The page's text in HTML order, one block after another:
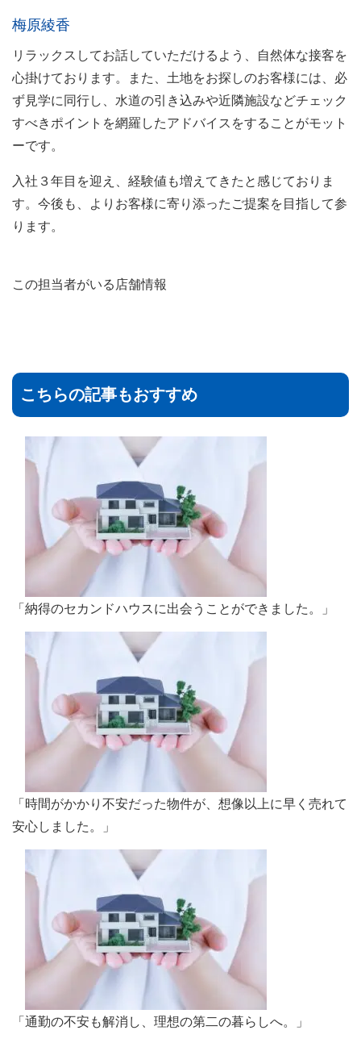
梅原綾香
リラックスしてお話していただけるよう、自然体な接客を
心掛けております。また、土地をお探しのお客様には、必
ず見学に同行し、水道の引き込みや近隣施設などチェック
すべきポイントを網羅したアドバイスをすることがモット
ーです。
入社３年目を迎え、経験値も増えてきたと感じておりま
す。今後も、よりお客様に寄り添ったご提案を目指して参
ります。
この担当者がいる店舗情報
こちらの記事もおすすめ
「納得のセカンドハウスに出会うことができました。」
「時間がかかり不安だった物件が、想像以上に早く売れて
安心しました。」
「通勤の不安も解消し、理想の第二の暮らしへ。」